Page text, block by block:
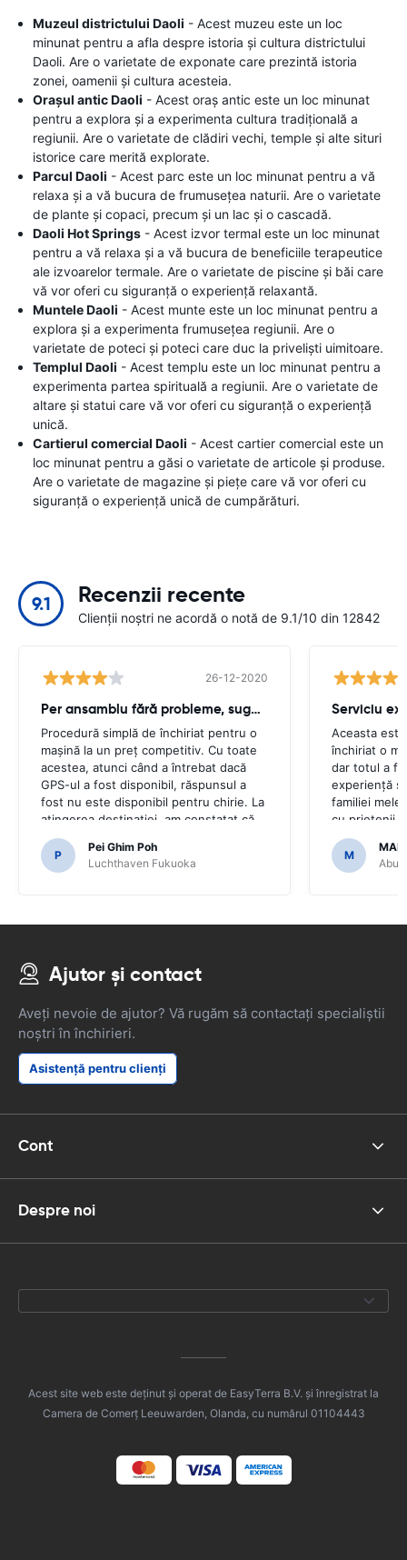
Muzeul districtului Daoli - Acest muzeu este un loc
minunat pentru a afla despre istoria și cultura districtului
Daoli. Are o varietate de exponate care prezintă istoria
zonei, oamenii și cultura acesteia.
Orașul antic Daoli - Acest oraș antic este un loc minunat
pentru a explora și a experimenta cultura tradițională a
regiunii. Are o varietate de clădiri vechi, temple și alte situri
istorice care merită explorate.
Parcul Daoli - Acest parc este un loc minunat pentru a vă
relaxa și a vă bucura de frumusețea naturii. Are o varietate
de plante și copaci, precum și un lac și o cascadă.
Daoli Hot Springs - Acest izvor termal este un loc minunat
pentru a vă relaxa și a vă bucura de beneficiile terapeutice
ale izvoarelor termale. Are o varietate de piscine și băi care
vă vor oferi cu siguranță o experiență relaxantă.
Muntele Daoli - Acest munte este un loc minunat pentru a
explora și a experimenta frumusețea regiunii. Are o
varietate de poteci și poteci care duc la priveliști uimitoare.
Templul Daoli - Acest templu este un loc minunat pentru a
experimenta partea spirituală a regiunii. Are o varietate de
altare și statui care vă vor oferi cu siguranță o experiență
unică.
Cartierul comercial Daoli - Acest cartier comercial este un
loc minunat pentru a găsi o varietate de articole și produse.
Are o varietate de magazine și piețe care vă vor oferi cu
siguranță o experiență unică de cumpărături.
9.1 Recenzii recente
Clienții noștri ne acordă o notă de 9.1/10 din 12842
26-12-2020
Per ansamblu fără probleme, sughiț minor
Procedură simplă de închiriat pentru o
mașină la un preț competitiv. Cu toate
acestea, atunci când a întrebat dacă
GPS-ul a fost disponibil, răspunsul a
fost nu este disponibil pentru chirie. La
atingerea destinației, am constatat că
mașina a venit cu GPS.Ar fi fost
groaznic dacă am fi decis să cumpărăm
un GPS așa cum era necesar pentru a
P
Pei Ghim Poh
Luchthaven Fukuoka
Serviciu
Aceasta
închiriat o
dar totul a
experiență
familiei mele
cu prietenii
mulțumim
ușoară.
M
Abu
Ajutor și contact
Aveți nevoie de ajutor? Vă rugăm să contactați specialiștii
noștri în închirieri.
Asistență pentru clienți
Cont
Despre noi
Acest site web este deținut și operat de EasyTerra B.V. și înregistrat la
Camera de Comerț Leeuwarden, Olanda, cu numărul 01104443